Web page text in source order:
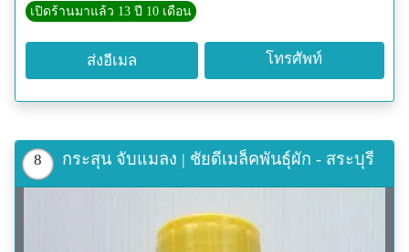
เปิดร้านมาแล้ว 13 ปี 10 เดือน
ส่งอีเมล โทรศัพท์
8 กระสุน จับแมลง | ชัยดีเมล็คพันธุ์ผัก - สระบุรี